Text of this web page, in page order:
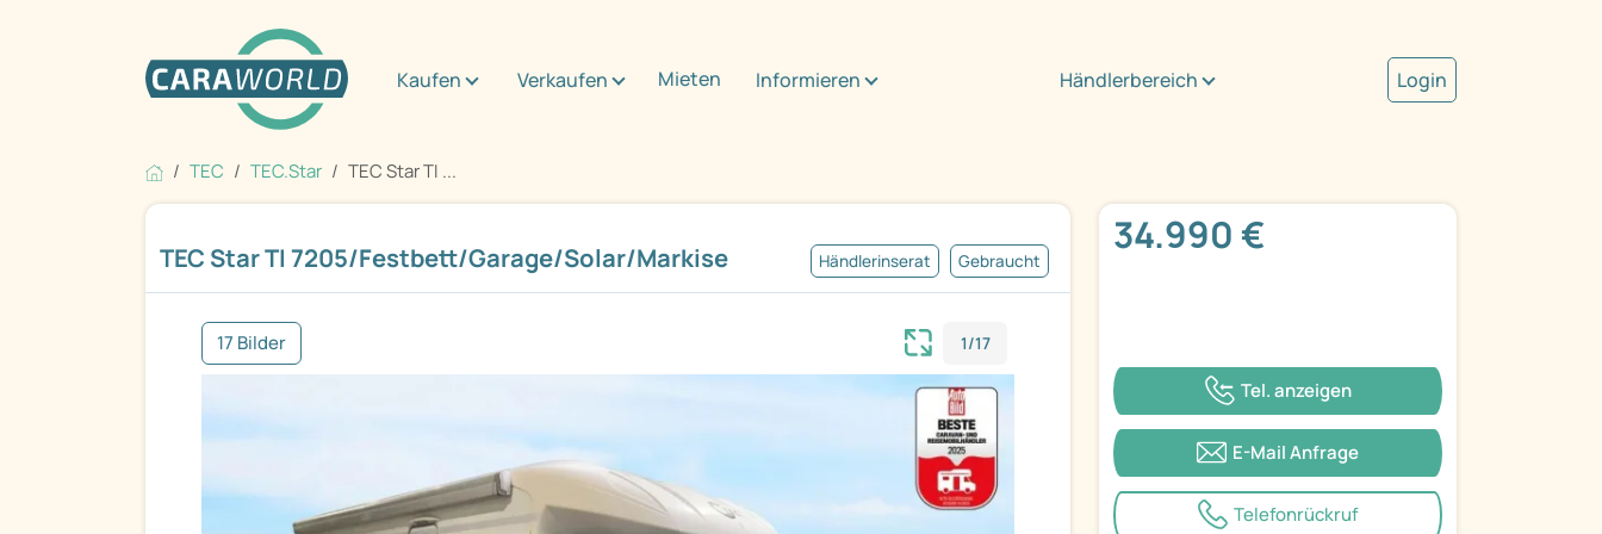
Kaufen Verkaufen Mieten Informieren Händlerbereich Login
TEC TEC.Star TEC Star TI ...
TEC Star TI 7205/Festbett/Garage/Solar/Markise Händlerinserat Gebraucht
17 Bilder 1/17
34.990 €
Tel. anzeigen
E-Mail Anfrage
Telefonrückruf